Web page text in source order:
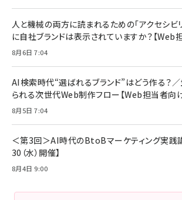
組織の成果を最大化する ルー
￥1,980
Amazonランキングをもっ
全ワイヤレスイヤホン/アクティ
技術基準適合】ブラック
￥5,990
ケーブル Anker絡まないケー
ド付き USB PD対応 シリコン
17 / 16 / 15 / Galaxy iPad
Pro/Air 各種対応 (1.8m ミッド
￥1,890
サッポロ 生ビール 黒ラベル
ル ケース買い【6/30応募〆切!
￥4,857
人と機械の両方に読まれるための「アクセシビ
に自社ブランドは表示されていますか？【Web
8月6日 7:04
AI検索時代“選ばれるブランド”はどう作る？
られる次世代Web制作フロー【Web担当者向
8月5日 7:04
＜第3回＞AI時代のBtoBマーケティング実践講
30（水）開催】
8月4日 9:00